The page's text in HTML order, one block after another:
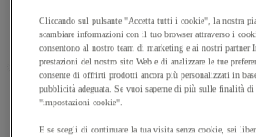
Cliccando sul pulsante "Accetta tutti i cookie", la nostra
scambiare informazioni con il tuo browser attraverso i
consentono al nostro team di marketing e ai nostri partner
prestazioni del nostro sito Web e di analizzare le tue
consente di offrirti prodotti ancora più personalizzati in
pubblicità adeguata. Se vuoi saperne di più sulle finalità
"impostazioni cookie".
E se scegli di continuare la tua visita senza cookie, sei